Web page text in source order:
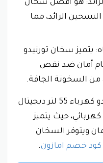
هو افضل سخان
الزائد، مما
يتميز سخان تورنيدو
بنظام أمان ضد نقص
من السخونة الجافة.
بشكل عام، يُعد سخان تورنيدو كهرباء 55 لتر ديجيتال
حيث يتميز
ويتوفر السخان
كود خصم امازون.